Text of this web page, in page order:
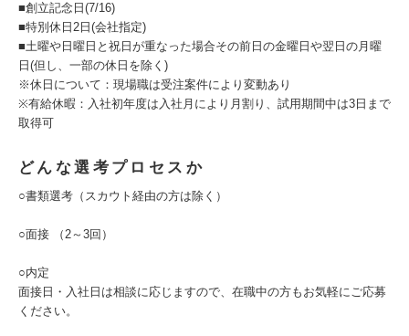
■創立記念日(7/16)
■特別休日2日(会社指定)
■土曜や日曜日と祝日が重なった場合その前日の金曜日や翌日の月曜
日(但し、一部の休日を除く)
※休日について：現場職は受注案件により変動あり
※有給休暇：入社初年度は入社月により月割り、試用期間中は3日まで
取得可
どんな選考プロセスか
○書類選考（スカウト経由の方は除く）
○面接 （2～3回）
○内定
面接日・入社日は相談に応じますので、在職中の方もお気軽にご応募
ください。